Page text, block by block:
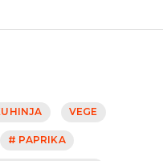
VEGE
# PAPRIKA